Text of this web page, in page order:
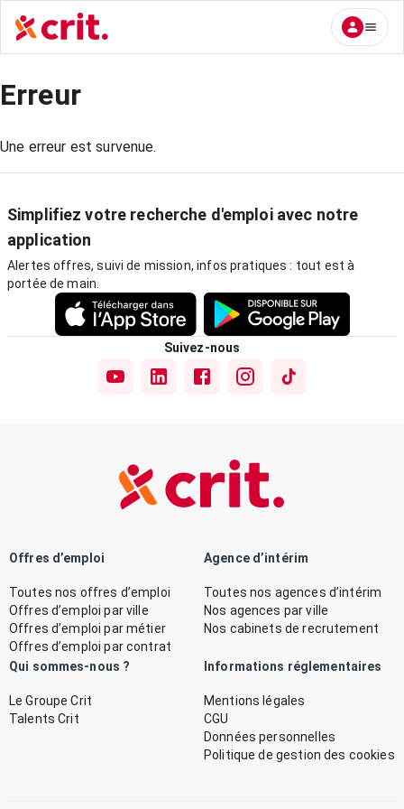
Erreur
Une erreur est survenue.
Simplifiez votre recherche d'emploi avec notre
application
Alertes offres, suivi de mission, infos pratiques : tout est à
portée de main.
Suivez-nous
Offres d’emploi
Toutes nos offres d’emploi
Offres d’emploi par ville
Offres d’emploi par métier
Offres d’emploi par contrat
Agence d’intérim
Toutes nos agences d’intérim
Nos agences par ville
Nos cabinets de recrutement
Qui sommes-nous ?
Le Groupe Crit
Talents Crit
Informations réglementaires
Mentions légales
CGU
Données personnelles
Politique de gestion des cookies